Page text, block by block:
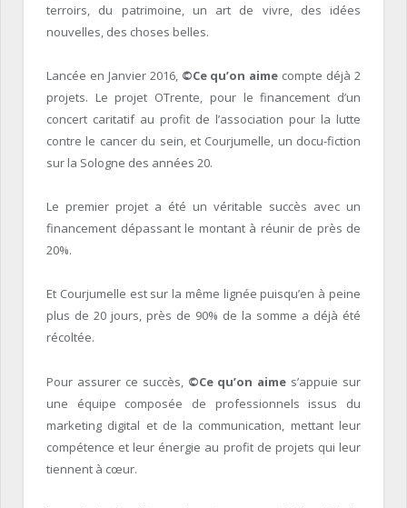
terroirs, du patrimoine, un art de vivre, des idées
nouvelles, des choses belles.
Lancée en Janvier 2016,©Ce qu’on aime compte déjà 2
projets. Le projet OTrente, pour le financement d’un
concert caritatif au profit de l’association pour la lutte
contre le cancer du sein, et Courjumelle, un docu-fiction
sur la Sologne des années 20.
Le premier projet a été un véritable succès avec un
financement dépassant le montant à réunir de près de
20%.
Et Courjumelle est sur la même lignée puisqu’en à peine
plus de 20 jours, près de 90% de la somme a déjà été
récoltée.
Pour assurer ce succès, ©Ce qu’on aime s’appuie sur
une équipe composée de professionnels issus du
marketing digital et de la communication, mettant leur
compétence et leur énergie au profit de projets qui leur
tiennent à cœur.